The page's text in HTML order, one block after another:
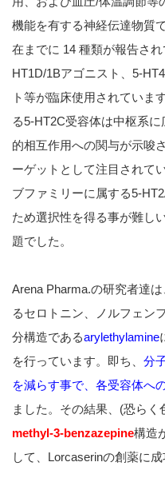
機能を有する神経伝達物質
在までに 14 種類が報告さ
HT1D/1Bアゴニスト、5-
ト等が臨床使用されていま
る5-HT2C受容体は中枢系
的相互作用への関与が示唆
ーゲットとして注目されて
ブファミリーに属する5-
ため選択性を得る事が難し
題でした。
Arena Pharma.の研究者達
るセロトニン、ノルフェン
分構造であるarylethylamine
を行っています。即ち、 分
を減らす事で、各受容体へ
ました。その結果、(恐ら
methyl-3-benzazepine構造
して、Lorcaserinの創薬に成